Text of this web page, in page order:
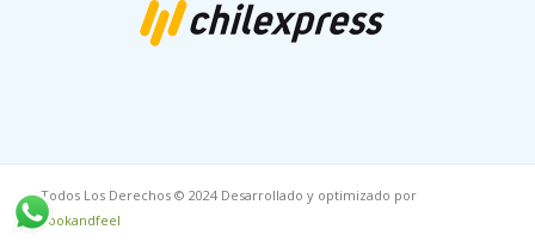
Todos Los Derechos © 2024 Desarrollado y optimizado por
Lookandfeel